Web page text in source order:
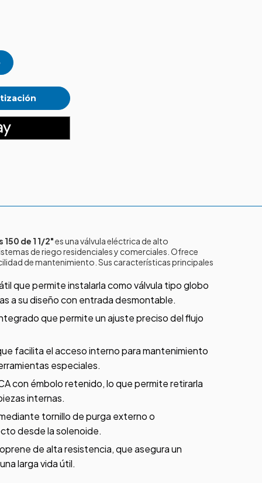
de 1 1/2"es una válvula eléctrica de alto
de riego residenciales y comerciales. Ofrece
de mantenimiento. Sus características principales
que permite instalarla como válvula tipo globo
a su diseño con entrada desmontable.
que permite un ajuste preciso del flujo
facilita el acceso interno para mantenimiento
especiales.
con émbolo retenido, lo que permite retirarla
internas.
tornillo de purga externo o
desde la solenoide.
de alta resistencia, que asegura un
larga vida útil.